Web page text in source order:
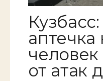
аптечка
человек
от атак